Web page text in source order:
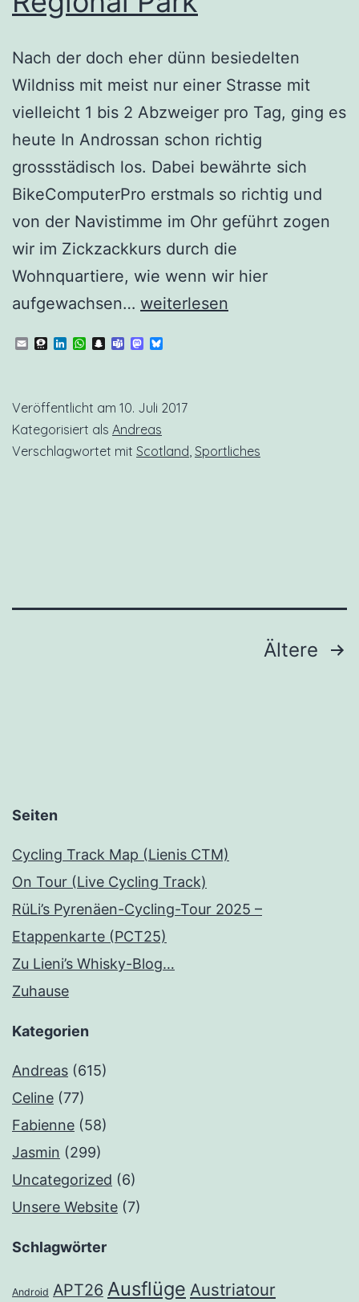
Nach der doch eher dünn besiedelten
Wildniss mit meist nur einer Strasse mit
vielleicht 1 bis 2 Abzweiger pro Tag, ging es
heute In Androssan schon richtig
grossstädisch los. Dabei bewährte sich
BikeComputerPro erstmals so richtig und
von der Navistimme im Ohr geführt zogen
wir im Zickzackkurs durch die
Wohnquartiere, wie wenn wir hier
aufgewachsen… Scot.21
Park
weiterlesen
EmailThreema
LinkedIn
WhatsApp
Snapchat
TeamsMastodon
Veröffentlicht am 10. Juli 2017
Kategorisiert als Andreas
Verschlagwortet mit Scotland Sportliches
Seitennummerierung
Ältere
Seiten
Cycling Track Map (Lienis CTM)
On Tour (Live Cycling Track)
RüLi’s Pyrenäen-Cycling-Tour 2025 –
Etappenkarte (PCT25)
Zu Lieni’s Whisky-Blog…
Zuhause
Kategorien
Andreas (615)
Celine (77)
Fabienne (58)
Jasmin (299)
Uncategorized (6)
Unsere Website (7)
Schlagwörter
Android APT26 Ausflüge Austriatour